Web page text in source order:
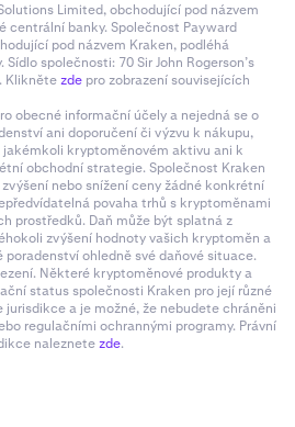
Limited, obchodující pod názvem
centrální banky. Společnost Payward
pod názvem Kraken, podléhá
společnosti: 70 Sir John Rogerson’s
Kliknětezde pro zobrazení souvisejících
obecné informační účely a nejedná se o
ani doporučení či výzvu k nákupu,
jakémkoli kryptoměnovém aktivu ani k
obchodní strategie. Společnost Kraken
nebo snížení ceny žádné konkrétní
povaha trhů s kryptoměnami
prostředků. Daň může být splatná z
zvýšení hodnoty vašich kryptoměn a
ohledně své daňové situace.
Některé kryptoměnové produkty a
status společnosti Kraken pro její různé
jurisdikce a je možné, že nebudete chráněni
regulačními ochrannými programy. Právní
naleznetezde.